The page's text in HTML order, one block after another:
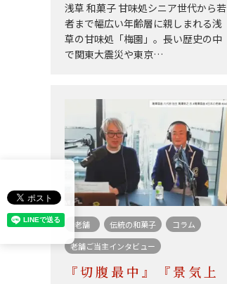
浅草 和菓子 甘味処シニア世代から若
者まで幅広い年齢層に親しまれる浅
草の甘味処「梅園」。長い歴史の中
で関東大震災や東京…
老舗 伝統の和菓子
コラム
老舗ご当主インタビュー
『切腹最中』『景気上